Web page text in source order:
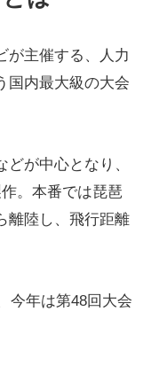
が主催する、人力
国内最大級の大会
が中心となり、
。本番では琵琶
離陸し、飛行距離
今年は第48回大会